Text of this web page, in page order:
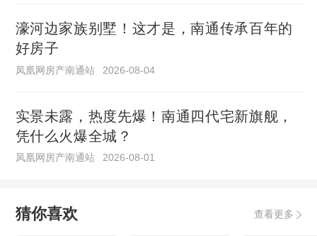
濠河边家族别墅！这才是，南通传承百年的
好房子
凤凰网房产南通站 2026-08-04
实景未露，热度先爆！南通四代宅新旗舰，
凭什么火爆全城？
凤凰网房产南通站 2026-08-01
猜你喜欢 查看更多